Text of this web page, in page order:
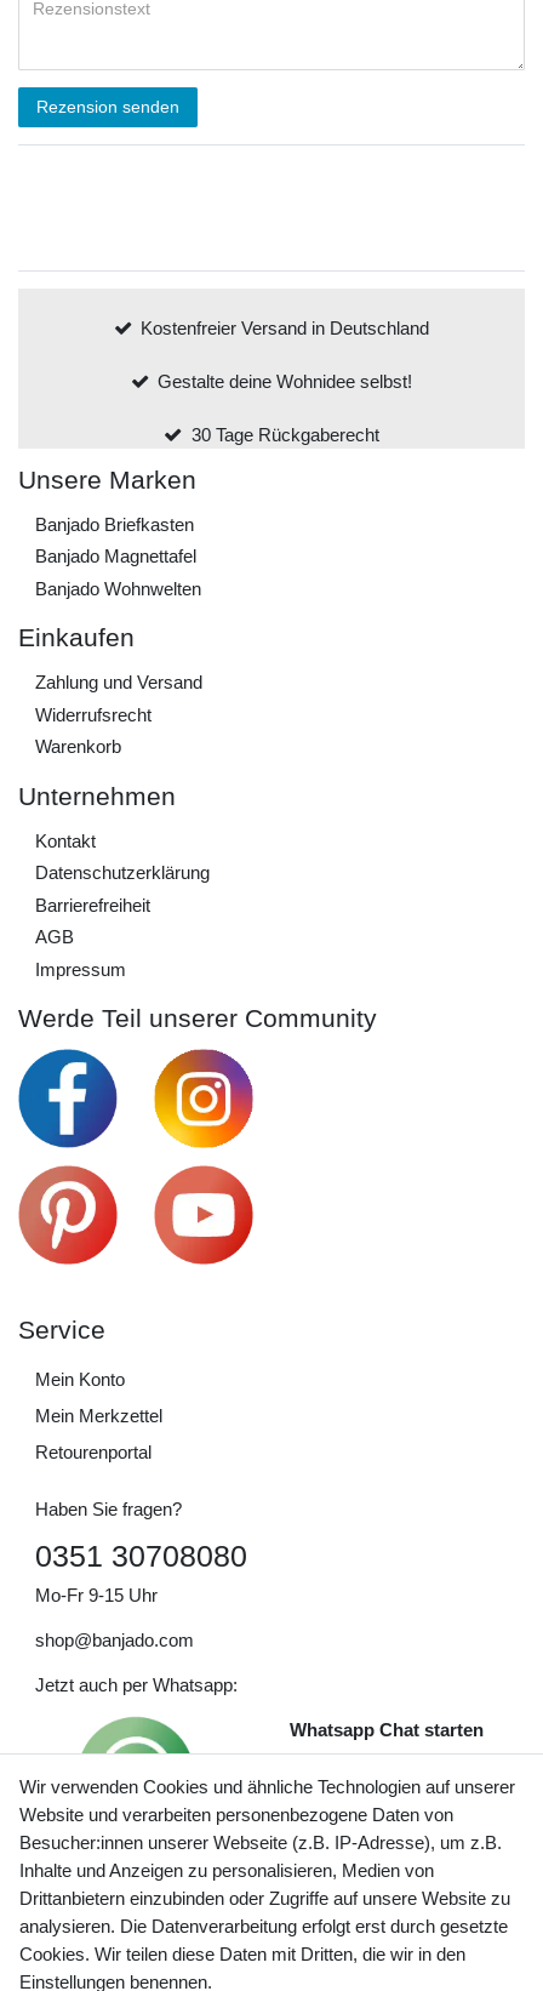
Rezension senden
Kostenfreier Versand in Deutschland
Gestalte deine Wohnidee selbst!
30 Tage Rückgaberecht
Unsere Marken
Banjado Briefkasten
Banjado Magnettafel
Banjado Wohnwelten
Einkaufen
Zahlung und Versand
Widerrufs­recht
Warenkorb
Unternehmen
Kontakt
Daten­schutz­erklärung
Barrierefreiheit
AGB
Impressum
Werde Teil unserer Community
Service
Mein Konto
Mein Merkzettel
Retourenportal
Haben Sie fragen?
0351 30708080
Mo-Fr 9-15 Uhr
shop@banjado.com
Jetzt auch per Whatsapp:
Whatsapp Chat starten
Preisangaben inkl. gesetzl. MwSt. und zzgl. Service- und
Versandkosten
Wir verwenden Cookies und ähnliche Technologien auf unserer
Website und verarbeiten personenbezogene Daten von
Besucher:innen unserer Webseite (z.B. IP-Adresse), um z.B.
Inhalte und Anzeigen zu personalisieren, Medien von
Drittanbietern einzubinden oder Zugriffe auf unsere Website zu
analysieren. Die Datenverarbeitung erfolgt erst durch gesetzte
Cookies. Wir teilen diese Daten mit Dritten, die wir in den
Einstellungen benennen.